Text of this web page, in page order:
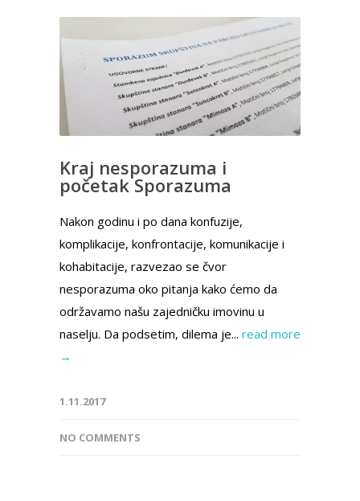
Kraj nesporazuma i
početak Sporazuma
Nakon godinu i po dana konfuzije,
komplikacije, konfrontacije, komunikacije i
kohabitacije, razvezao se čvor
nesporazuma oko pitanja kako ćemo da
održavamo našu zajedničku imovinu u
naselju. Da podsetim, dilema je... read more
→
1.11.2017
NO COMMENTS